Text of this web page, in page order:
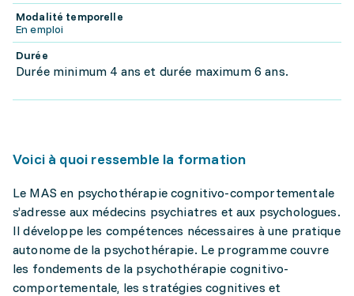
Modalité temporelle
En emploi
Durée
Durée minimum 4 ans et durée maximum 6 ans.
Voici à quoi ressemble la formation
Le MAS en psychothérapie cognitivo-comportementale
s’adresse aux médecins psychiatres et aux psychologues.
Il développe les compétences nécessaires à une pratique
autonome de la psychothérapie. Le programme couvre
les fondements de la psychothérapie cognitivo-
comportementale, les stratégies cognitives et